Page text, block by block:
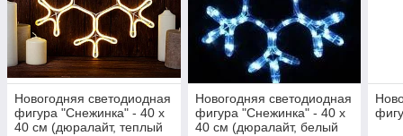
Новогодняя светодиодная
фигура "Снежинка" - 40 х
40 см (дюралайт, теплый
Новогодняя светодиодная
фигура "Снежинка" - 40 х
40 см (дюралайт, белый